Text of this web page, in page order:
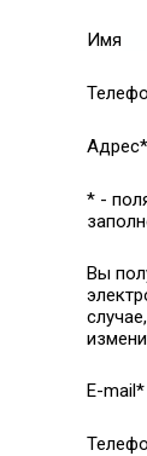
Имя
Адрес*
* -
Вы
E-mail*